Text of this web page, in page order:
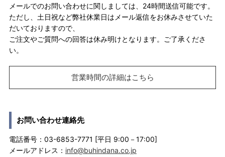
メールでのお問い合わせに関しましては、24時間送信可能です。
ただし、土日祝など弊社休業日はメール返信をお休みさせていた
だいておりますので、
ご注文やご質問への回答は休み明けとなります。ご了承くださ
い。
営業時間の詳細はこちら
お問い合わせ連絡先
電話番号：03-6853-7771 [平日 9:00－17:00]
メールアドレス： info@buhindana.co.jp